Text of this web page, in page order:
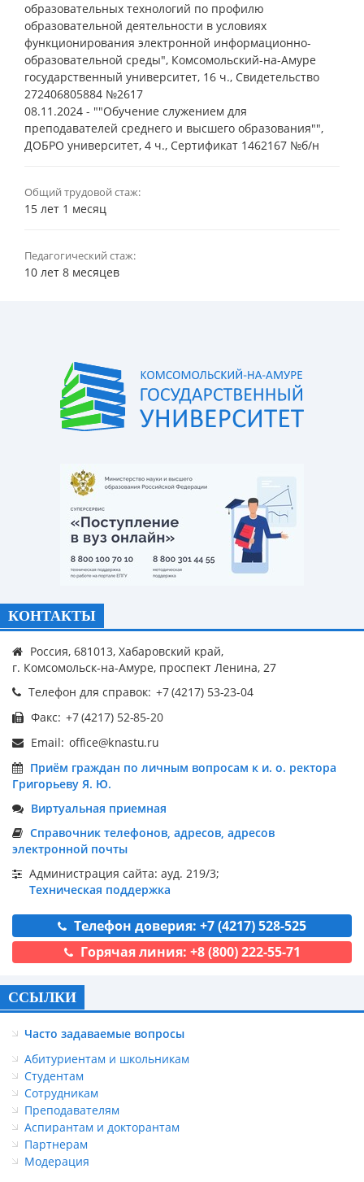
образовательных технологий по профилю
образовательной деятельности в условиях
функционирования электронной информационно-
образовательной среды", Комсомольский-на-Амуре
государственный университет, 16 ч., Свидетельство
272406805884 №2617
08.11.2024 - ""Обучение служением для
преподавателей среднего и высшего образования"",
ДОБРО университет, 4 ч., Сертификат 1462167 №б/н
Общий трудовой стаж:
15 лет 1 месяц
Педагогический стаж:
10 лет 8 месяцев
КОНТАКТЫ
Россия, 681013, Хабаровский край,
г. Комсомольск-на-Амуре, проспект Ленина, 27
Телефон для справок:
Факс:
Email:
Приём граждан по личным вопросам к и. о. ректора
Григорьеву Я. Ю.
Виртуальная приемная
Справочник телефонов, адресов, адресов
электронной почты
Администрация сайта: ауд. 219/3;
Техническая поддержка
Телефон доверия: +7 (4217) 528-525
Горячая линия: +8 (800) 222-55-71
ССЫЛКИ
Часто задаваемые вопросы
Абитуриентам и школьникам
Студентам
Сотрудникам
Преподавателям
Аспирантам и докторантам
Партнерам
Модерация